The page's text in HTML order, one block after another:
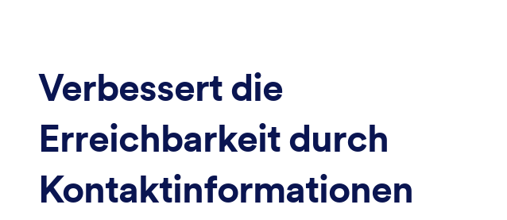
Verbessert die
Erreichbarkeit durch
Kontaktinformationen